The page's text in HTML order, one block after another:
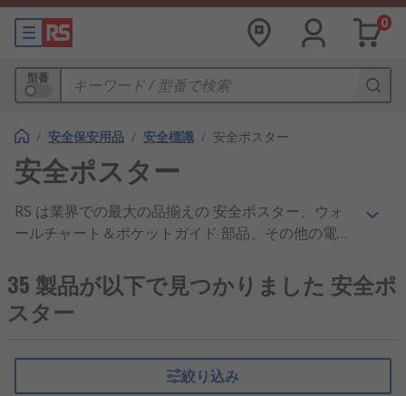
0
型番
/ 安全保安用品 / 安全標識 / 安全ポスター
安全ポスター
RS は業界での最大の品揃えの 安全ポスター、ウォ
ールチャート＆ポケットガイド 部品、その他の電気
いるお得な価格、業界承認の製品、優れたカスタマ
ーサービスで、安全ポスター、ウォールチャート＆
ポケットガイド、アクセシビリティ&触覚サイン お
業へのサプライヤとして、当社は広く世界で知られ
ています。 取引関係にあるお客様には、安全ポスタ
35 製品が以下で見つかりました 安全ポ
スター
絞り込み